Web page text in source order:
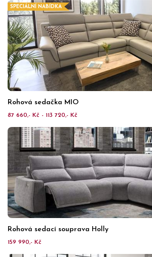
SPECIÁLNÍ NABÍDKA
Rohová sedačka MIO
87 660,- Kč - 113 720,- Kč
Rohová sedací souprava Holly
159 990,- Kč